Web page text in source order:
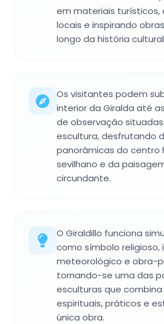
em materiais turísticos,
locais e inspirando
longo da história
Os visitantes podem
interior da Giralda até
de observação
escultura, desfrutando
panorâmicas do centro
sevilhano e da
circundante.
O Giraldillo funciona
como símbolo religioso,
meteorológico e obra-
tornando-se uma das
esculturas que
espirituais, práticos e
única obra.